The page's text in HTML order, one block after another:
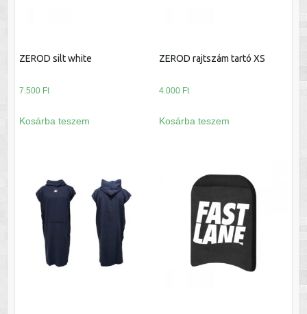
ZEROD silt white
7.500 Ft
Kosárba teszem
ZEROD rajtszám tartó XS
4.000 Ft
Kosárba teszem